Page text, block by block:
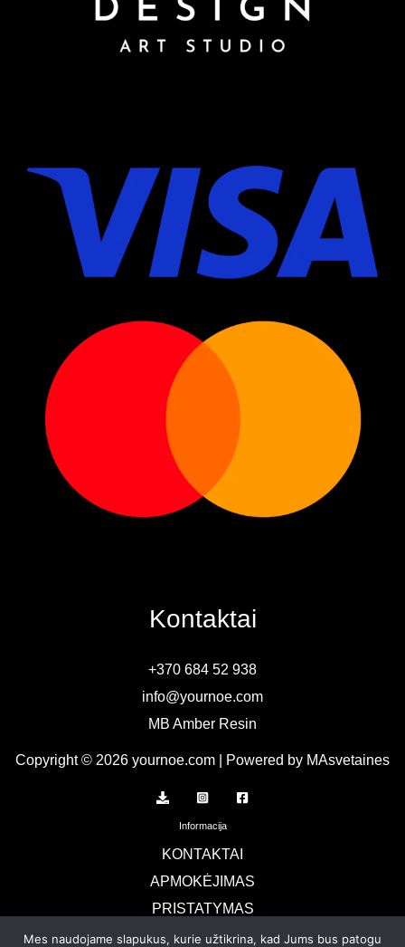
Kontaktai
+370 684 52 938
info@yournoe.com
MB Amber Resin
Copyright © 2026 yournoe.com | Powered by MAsvetaines
Informacija
KONTAKTAI
APMOKĖJIMAS
PRISTATYMAS
TERMINAI IR SĄLYGOS
Mes naudojame slapukus, kurie užtikrina, kad Jums bus patogu